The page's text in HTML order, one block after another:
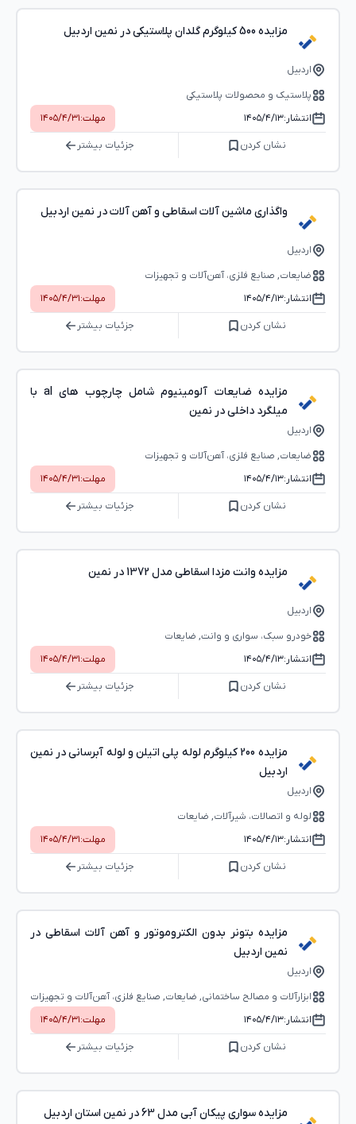
مزایده 500 کیلوگرم گلدان پلاستیکی در نمین اردبیل
اردبیل
پلاستیک و محصولات پلاستیکی
انتشار:۱۴۰۵/۴/۱۳ مهلت:۱۴۰۵/۴/۳۱
نشان کردن جزئیات بیشتر
واگذاری ماشین آلات اسقاطی و آهن آلات در نمین اردبیل
اردبیل
ضایعات, صنایع فلزی، آهن‌آلات و تجهیزات
انتشار:۱۴۰۵/۴/۱۳ مهلت:۱۴۰۵/۴/۳۱
نشان کردن جزئیات بیشتر
مزایده ضایعات آلومینیوم شامل چارچوب های al با
میلگرد داخلی در نمین
اردبیل
ضایعات, صنایع فلزی، آهن‌آلات و تجهیزات
انتشار:۱۴۰۵/۴/۱۳ مهلت:۱۴۰۵/۴/۳۱
نشان کردن جزئیات بیشتر
مزایده وانت مزدا اسقاطی مدل 1372 در نمین
اردبیل
خودرو سبک، سواری و وانت, ضایعات
انتشار:۱۴۰۵/۴/۱۳ مهلت:۱۴۰۵/۴/۳۱
نشان کردن جزئیات بیشتر
مزایده 200 کیلوگرم لوله پلی اتیلن و لوله آبرسانی در نمین
اردبیل
اردبیل
لوله و اتصالات، شیرآلات, ضایعات
انتشار:۱۴۰۵/۴/۱۳ مهلت:۱۴۰۵/۴/۳۱
نشان کردن جزئیات بیشتر
مزایده بتونر بدون الکتروموتور و آهن آلات اسقاطی در
نمین اردبیل
اردبیل
ابزارآلات و مصالح ساختمانی, ضایعات, صنایع فلزی، آهن‌آلات و تجهیزات
انتشار:۱۴۰۵/۴/۱۳ مهلت:۱۴۰۵/۴/۳۱
نشان کردن جزئیات بیشتر
مزایده سواری پیکان آبی مدل 63 در نمین استان اردبیل